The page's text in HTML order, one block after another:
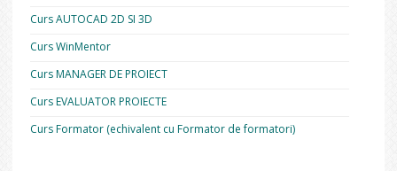
Curs AUTOCAD 2D SI 3D
Curs WinMentor
Curs MANAGER DE PROIECT
Curs EVALUATOR PROIECTE
Curs Formator (echivalent cu Formator de formatori)